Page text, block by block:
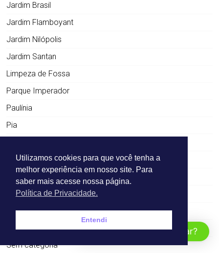
Jardim Brasil
Jardim Flamboyant
Jardim Nilópolis
Jardim Santan
Limpeza de Fossa
Parque Imperador
Paulínia
Pia
Preço Imperador
Região Leste
Região Sul
Salto
Sem categoria
Como Podemos Ajudar?
Utilizamos cookies para que você tenha a
melhor experiência em nosso site. Para
saber mais acesse nossa página.
Política de Privacidade.
Entendi